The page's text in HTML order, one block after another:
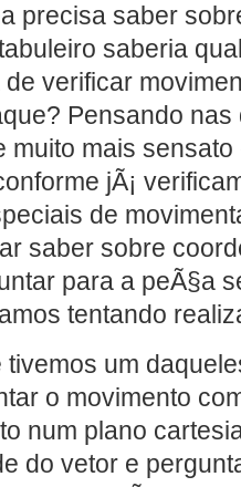
precisa saber
saberia
verificar
Pensando
muito mais
jÃ¡
de
saber sobre
para a peÃ§a
tentando
um
o movimento
num plano
do vetor e